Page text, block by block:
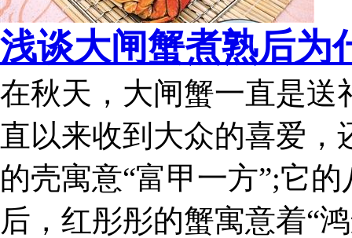
浅谈大闸蟹煮熟后为
在秋天，大闸蟹一直是送
直以来收到大众的喜爱
的壳寓意“富甲一方”;它
后，红彤彤的蟹寓意着“